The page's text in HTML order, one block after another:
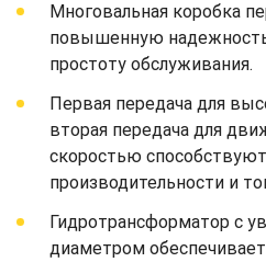
Многовальная коробка
повышенную
простоту обслуживания.
Первая передача для
вторая передача для
скоростью
производительности и
Гидротрансформатор с
диаметром